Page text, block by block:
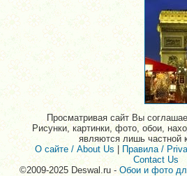
Просматривая сайт Вы
Рисунки, картинки, фото, обои,
являются лишь частной
О сайте / About Us
Правила /
Contact Us
©2009-2025 Deswal.ru -Обои и фото